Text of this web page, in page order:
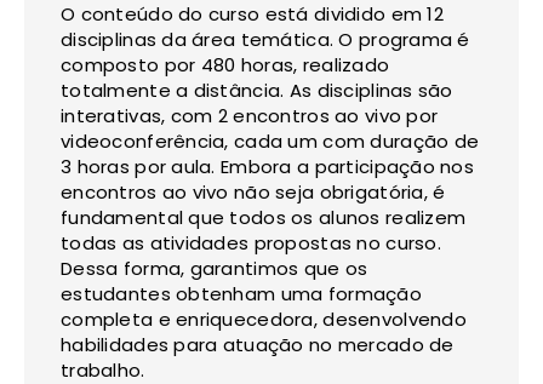
O conteúdo do curso está dividido em 12
disciplinas da área temática. O programa é
composto por 480 horas, realizado
totalmente a distância. As disciplinas são
interativas, com 2 encontros ao vivo por
videoconferência, cada um com duração de
3 horas por aula. Embora a participação nos
encontros ao vivo não seja obrigatória, é
fundamental que todos os alunos realizem
todas as atividades propostas no curso.
Dessa forma, garantimos que os
estudantes obtenham uma formação
completa e enriquecedora, desenvolvendo
habilidades para atuação no mercado de
trabalho.